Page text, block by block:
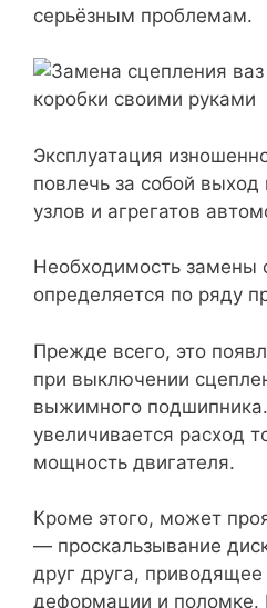
серьёзным проблемам.
Эксплуатация
повлечь за собой выход
узлов и агрегатов
Необходимость замены
определяется по ряду
Прежде всего, это
при выключении
выжимного подшипника.
увеличивается расход
мощность двигателя.
Кроме этого, может
— проскальзывание
друг друга, приводящее
деформации и поломке.